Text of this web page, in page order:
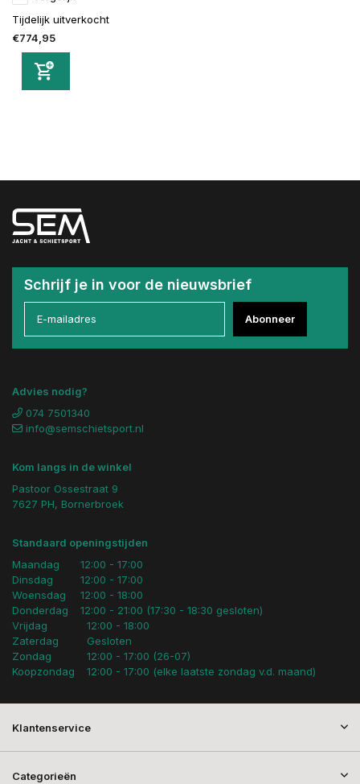
Tijdelijk uitverkocht
€774,95
Schrijf je in voor de nieuwsbrief
Abonneer
Advies nodig?
074 7501340
info@semschietsport.nl
Kom langs in de winkel
Pastoor Ossestraat 9
7627 PH, Bornerbroek
Standaard openingstijden
Maandag
Dinsdag
Woensdag
Donderdag
12:00 - 17:00
12:00 - 17:00
12:00 - 18:00
12:00 - 21:00 (17:30 - 18:30 gesloten)
Vrijdag
Zaterdag
Zondag
Koopzondag
12:00 - 18:00
Gesloten
12:00 - 17:00 (26-07)
12:00 - 17:00 (elke laatste zondag v.d. maand)
Klantenservice
Categorieën